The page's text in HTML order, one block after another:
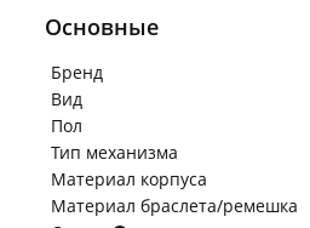
Основные
Бренд
Вид
Пол
Тип механизма
Материал корпуса
Материал браслета/ремешка